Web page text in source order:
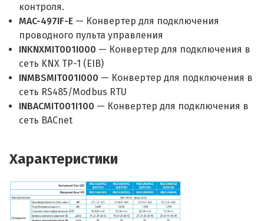
контроля.
MAC-497IF-E — Конвертер для подключения
проводного пульта управления
INKNXMIT001I000 — Конвертер для подключения в
сеть KNX TP-1 (EIB)
INMBSMIT001I000 — Конвертер для подключения в
сеть RS485/Modbus RTU
INBACMIT001I100 — Конвертер для подключения в
сеть BACnet
Характеристики